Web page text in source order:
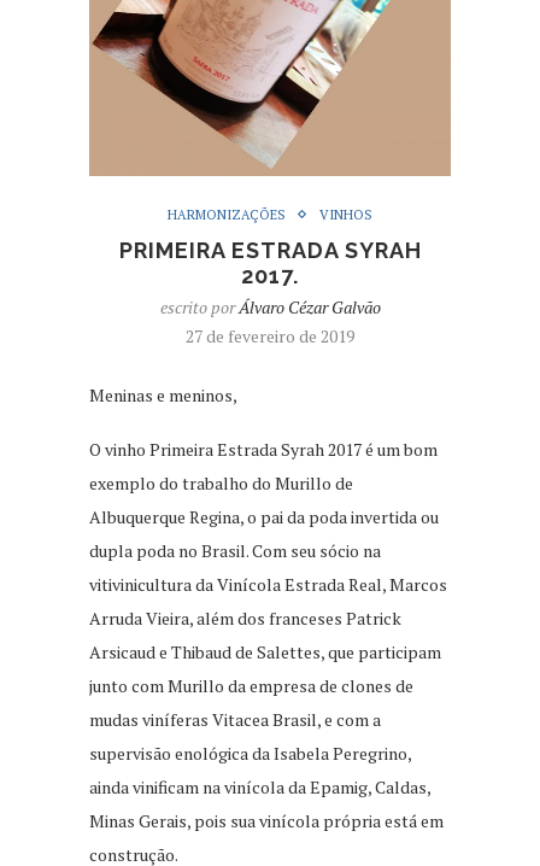
HARMONIZAÇÕES VINHOS
PRIMEIRA ESTRADA SYRAH
2017.
escrito porÁlvaro Cézar Galvão
27 de fevereiro de 2019
Meninas e meninos,
O vinho Primeira Estrada Syrah 2017 é um bom
exemplo do trabalho do Murillo de
Albuquerque Regina, o pai da poda invertida ou
dupla poda no Brasil. Com seu sócio na
vitivinicultura da Vinícola Estrada Real, Marcos
Arruda Vieira, além dos franceses Patrick
Arsicaud e Thibaud de Salettes, que participam
junto com Murillo da empresa de clones de
mudas viníferas Vitacea Brasil, e com a
supervisão enológica da Isabela Peregrino,
ainda vinificam na vinícola da Epamig, Caldas,
Minas Gerais, pois sua vinícola própria está em
construção.